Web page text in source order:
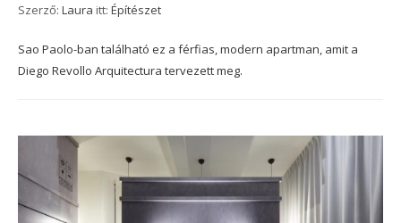
Szerző: Laura itt: Építészet
Sao Paolo-ban található ez a férfias, modern apartman, amit a
Diego Revollo Arquitectura tervezett meg.